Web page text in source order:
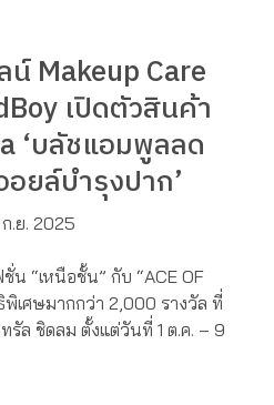
น์ Makeup Care
เปิดตัวสินค้า
‘บลัชแอมพูลลด
ยล์บำรุงปาก’
.ย. 2025